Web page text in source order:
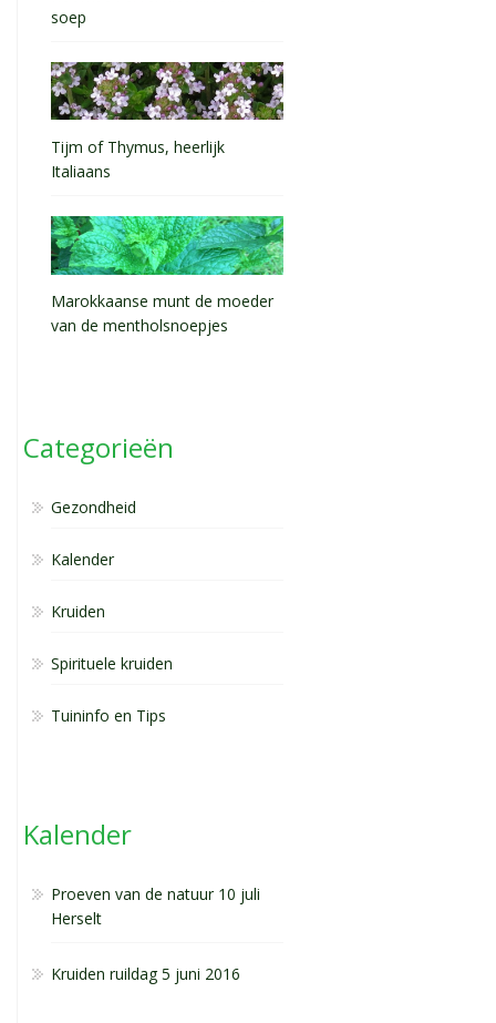
soep
Tijm of Thymus, heerlijk
Italiaans
Marokkaanse munt de moeder
van de mentholsnoepjes
Categorieën
Gezondheid
Kalender
Kruiden
Spirituele kruiden
Tuininfo en Tips
Kalender
Proeven van de natuur 10 juli
Herselt
Kruiden ruildag 5 juni 2016